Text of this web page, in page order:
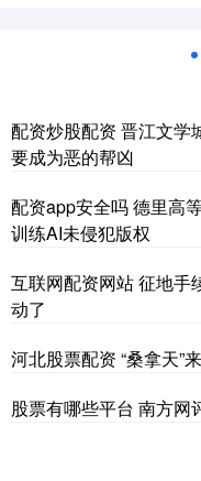
配资炒股配资 晋江文学
要成为恶的帮凶
配资app安全吗 德里高
训练AI未侵犯版权
互联网配资网站 征地手
动了
河北股票配资 “桑拿天”
股票有哪些平台 南方网